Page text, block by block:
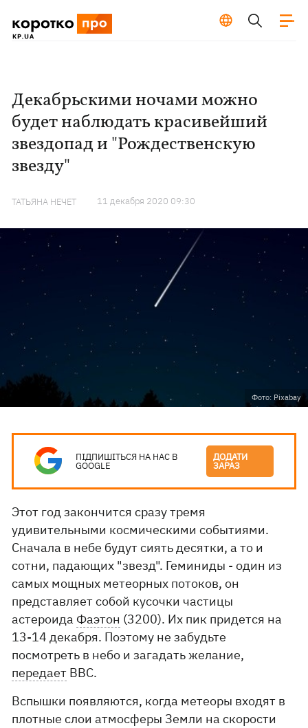
Декабрьскими ночами можно
будет наблюдать красивейший
звездопад и "Рождественскую
звезду"
ТАТЬЯНА НЕЧЕТ 11 декабря 2020 09:30
Фото: Pixabay
ПІДПИШІТЬСЯ НА НАС В
GOOGLE
ДОДАТИ
ЗАРАЗ
Этот год закончится сразу тремя
удивительными космическими событиями.
Сначала в небе будут сиять десятки, а то и
сотни, падающих "звезд". Геминиды - один из
самых мощных метеорных потоков, он
представляет собой кусочки частицы
астероида Фаэтон (3200). Их пик придется на
13-14 декабря. Поэтому не забудьте
посмотреть в небо и загадать желание,
передает ВВС.
Вспышки появляются, когда метеоры входят в
плотные слои атмосферы Земли на скорости